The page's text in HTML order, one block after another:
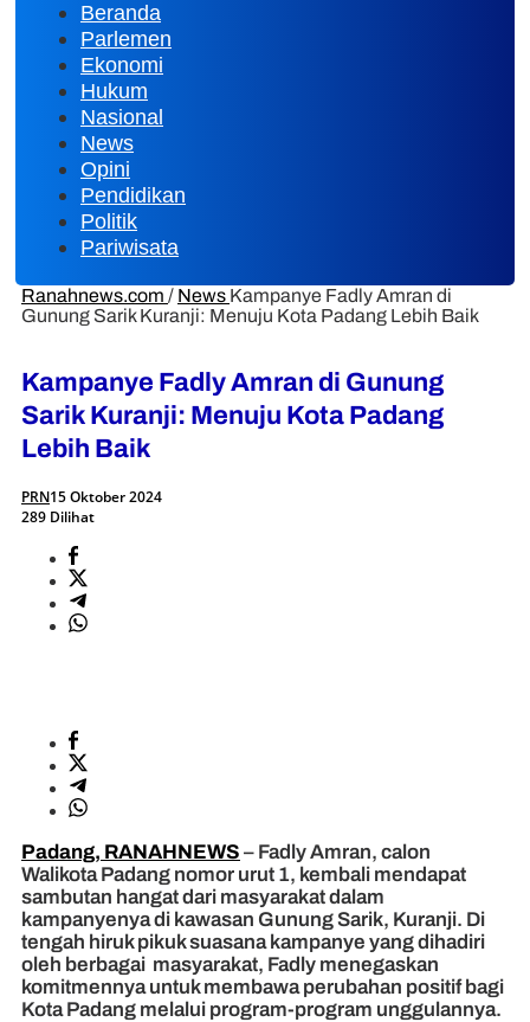
Beranda
Parlemen
Ekonomi
Hukum
Nasional
News
Opini
Pendidikan
Politik
Pariwisata
Ranahnews.com / News Kampanye Fadly Amran di
Gunung Sarik Kuranji: Menuju Kota Padang Lebih Baik
Kampanye Fadly Amran di Gunung
Sarik Kuranji: Menuju Kota Padang
Lebih Baik
PRN15 Oktober 2024
289 Dilihat
Padang, RANAHNEWS – Fadly Amran, calon
Walikota Padang nomor urut 1, kembali mendapat
sambutan hangat dari masyarakat dalam
kampanyenya di kawasan Gunung Sarik, Kuranji. Di
tengah hiruk pikuk suasana kampanye yang dihadiri
oleh berbagai masyarakat, Fadly menegaskan
komitmennya untuk membawa perubahan positif bagi
Kota Padang melalui program-program unggulannya.